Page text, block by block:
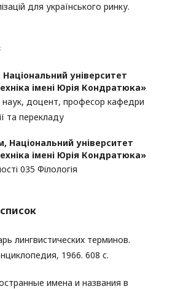
для українського ринку.
Національний університет
імені Юрія Кондратюка»
наук, доцент, професор кафедри
та перекладу
Національний університет
імені Юрія Кондратюка»
035 Філологія
лингвистических терминов.
1966. 608 с.
имена и названия в